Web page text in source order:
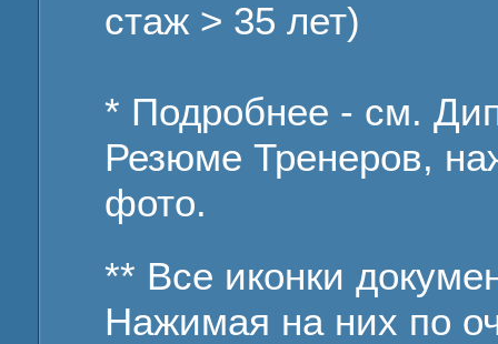
стаж > 35 лет)
* Подробнее - см.
Резюме Тренеров,
фото.
** Все иконки
Нажимая на них по